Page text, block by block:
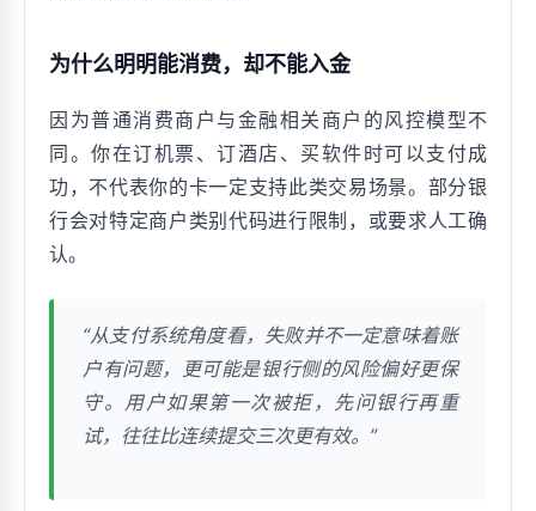
为什么明明能消费，却不能入金
因为普通消费商户与金融相关商户的风控模型不
同。你在订机票、订酒店、买软件时可以支付成
功，不代表你的卡一定支持此类交易场景。部分银
行会对特定商户类别代码进行限制，或要求人工确
认。
“从支付系统角度看，失败并不一定意味着账
户有问题，更可能是银行侧的风险偏好更保
守。用户如果第一次被拒，先问银行再重
试，往往比连续提交三次更有效。”